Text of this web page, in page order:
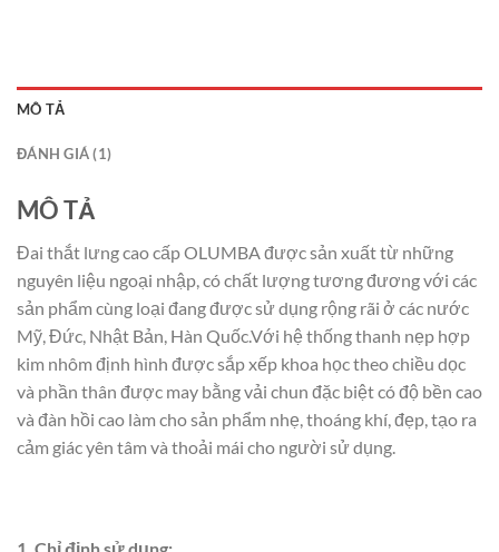
MÔ TẢ
ĐÁNH GIÁ (1)
MÔ TẢ
Đai thắt lưng cao cấp OLUMBA được sản xuất từ những
nguyên liệu ngoại nhập, có chất lượng tương đương với các
sản phẩm cùng loại đang được sử dụng rộng rãi ở các nước
Mỹ, Đức, Nhật Bản, Hàn Quốc.Với hệ thống thanh nẹp hợp
kim nhôm định hình được sắp xếp khoa học theo chiều dọc
và phần thân được may bằng vải chun đặc biệt có độ bền cao
và đàn hồi cao làm cho sản phẩm nhẹ, thoáng khí, đẹp, tạo ra
cảm giác yên tâm và thoải mái cho người sử dụng.